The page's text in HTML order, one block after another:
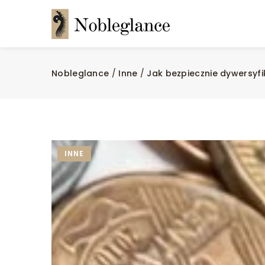
Nobleglance / Inne / Jak bezpiecznie
INNE